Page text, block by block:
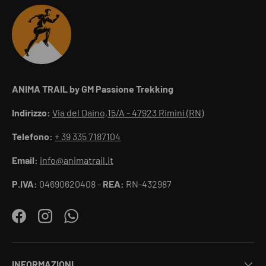
ANIMA TRAIL by GM Passione Trekking
Indirizzo: Via del Daino,15/A - 47923 Rimini (RN)
Telefono: + 39 335 7187104
Email: info@animatrail.it
P.IVA: 04690620408 - REA: RN-432987
FacebookInstagramWhatsApp
INFORMAZIONI